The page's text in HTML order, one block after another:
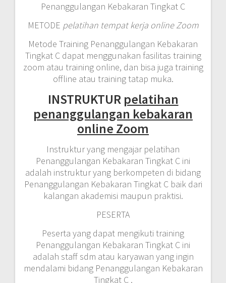
Penanggulangan Kebakaran Tingkat C
METODE pelatihan tempat kerja online Zoom
Metode Training Penanggulangan Kebakaran
Tingkat C dapat menggunakan fasilitas training
zoom atau training online, dan bisa juga training
offline atau training tatap muka.
INSTRUKTUR pelatihan
penanggulangan kebakaran
online Zoom
Instruktur yang mengajar pelatihan
Penanggulangan Kebakaran Tingkat C ini
adalah instruktur yang berkompeten di bidang
Penanggulangan Kebakaran Tingkat C baik dari
kalangan akademisi maupun praktisi.
PESERTA
Peserta yang dapat mengikuti training
Penanggulangan Kebakaran Tingkat C ini
adalah staff sdm atau karyawan yang ingin
mendalami bidang Penanggulangan Kebakaran
Tingkat C .